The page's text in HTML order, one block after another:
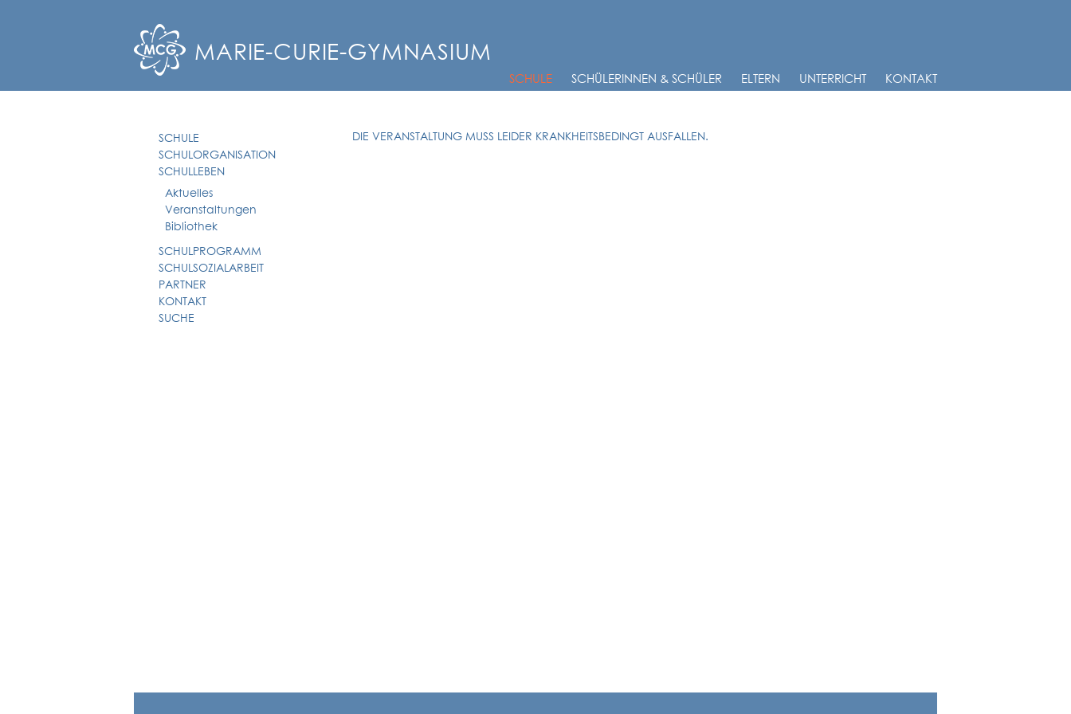
MARIE-CURIE-GYMNASIUM
SCHULE SCHÜLERINNEN & SCHÜLER ELTERN UNTERRICHT KONTAKT
SCHULE
SCHULORGANISATION
SCHULLEBEN
Aktuelles
Veranstaltungen
Bibliothek
SCHULPROGRAMM
SCHULSOZIALARBEIT
PARTNER
KONTAKT
SUCHE
DIE VERANSTALTUNG MUSS LEIDER KRANKHEITSBEDINGT AUSFALLEN.